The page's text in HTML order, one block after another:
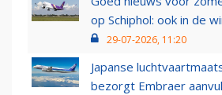
op Schiphol: ook in de
29-07-2026, 11:20
Japanse
bezorgt Embraer